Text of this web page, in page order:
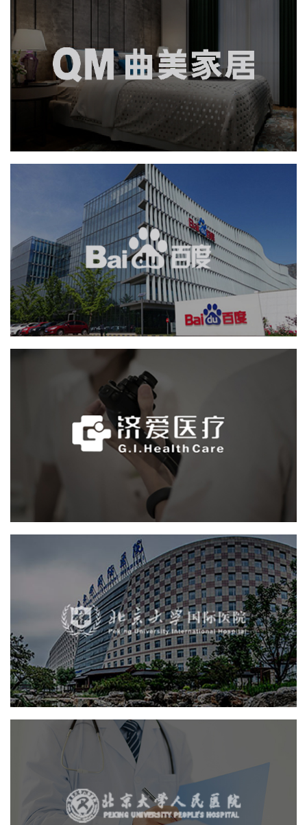
曲美家居
品牌官网 社区网站 网页设计
微商城
电商网站
家具家居 IT平台整体解决方案
百度回收站
APP 业务系统 系统开发
软件科技
IT平台整体解决方案
上海济爱医院管理有限公司
医院网站建设 医药医疗
IT平台整体解决方案
北京大学国际医院
医院 医院网站建设 网络运营
网站代运营
医药医疗
定制开发 IT平台整体解决方案
北京大学人民医院